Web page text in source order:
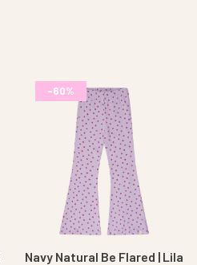
-60%
Navy Natural Be Flared | Lila